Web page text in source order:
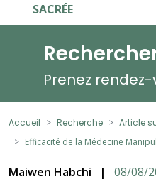
SACRÉE
Prenez
Accueil Recherche
Article
Efficacité de la Médecine
Maiwen Habchi | 08/08/